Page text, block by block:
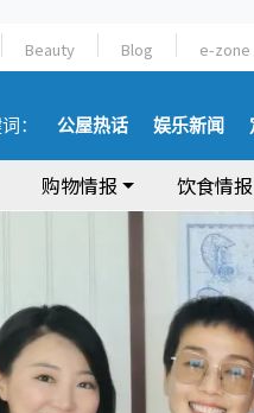
Beauty Blog e-zone
： 公屋热话 娱乐新闻
购物情报 饮食情报